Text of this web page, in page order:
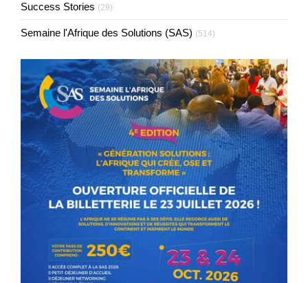
Success Stories (29)
Semaine l'Afrique des Solutions (SAS) (514)